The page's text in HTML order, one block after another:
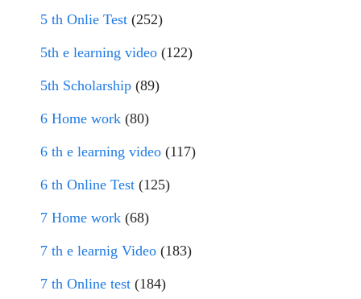
5 th Onlie Test (252)
5th e learning video (122)
5th Scholarship (89)
6 Home work (80)
6 th e learning video (117)
6 th Online Test (125)
7 Home work (68)
7 th e learnig Video (183)
7 th Online test (184)